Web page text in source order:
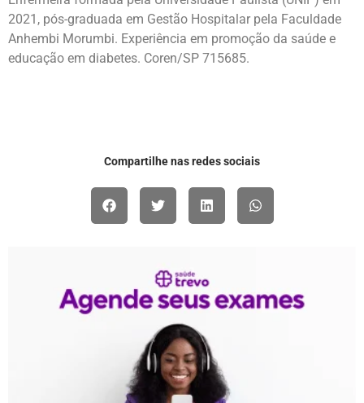
2021, pós-graduada em Gestão Hospitalar pela Faculdade
Anhembi Morumbi. Experiência em promoção da saúde e
educação em diabetes. Coren/SP 715685.
Compartilhe nas redes sociais